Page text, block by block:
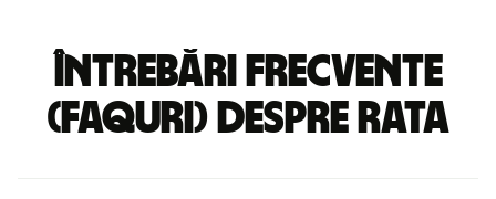
Întrebări frecvente
(FAQuri) despre rata